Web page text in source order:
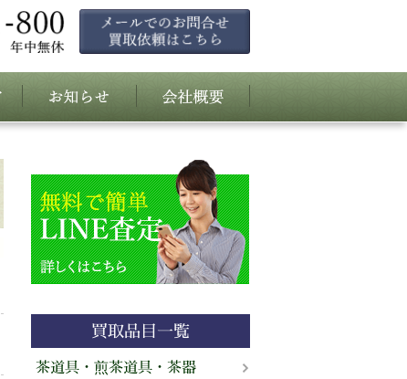
買取品目一覧
茶道具・煎茶道具・茶器